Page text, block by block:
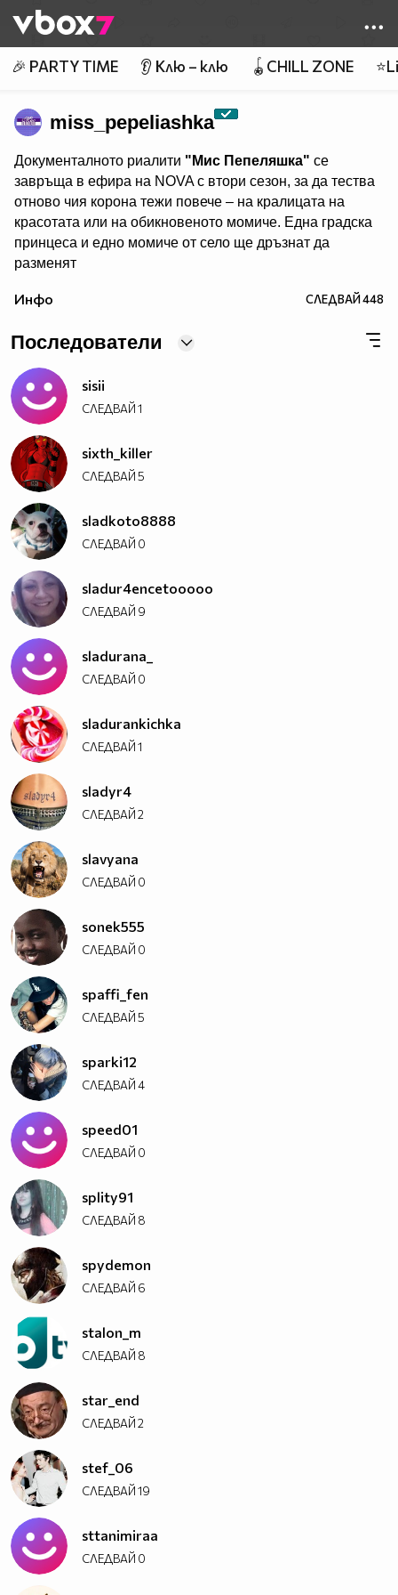
👾
🎉 PARTY TIME 👂 Клю – клю 🪀CHILL ZONE
miss_pepeliashka
Документалното риалити "Мис Пепеляшка" се
завръща в ефира на NOVA с втори сезон, за да тества
отново чия корона тежи повече – на кралицата на
красотата или на обикновеното момиче. Една градска
принцеса и едно момиче от село ще дръзнат да
разменят
напусне живота си на село, за да попадне под
лукса, за да се изправи лице в лице със сурова и
напълно непозната за нея действителност.
"Мис Пепеляшка"от 17 ноември: четвъртък от 20.00 ч.
по NOVA
Инфо СЛЕДВАЙ448
Последователи
sisii
СЛЕДВАЙ1
sixth_killer
СЛЕДВАЙ5
sladkoto8888
СЛЕДВАЙ 0
sladur4encetooooo
СЛЕДВАЙ 9
sladurana_
СЛЕДВАЙ 0
sladurankichka
СЛЕДВАЙ1
sladyr4
СЛЕДВАЙ2
slavyana
СЛЕДВАЙ 0
sonek555
СЛЕДВАЙ 0
spaffi_fen
СЛЕДВАЙ5
sparki12
СЛЕДВАЙ4
speed01
СЛЕДВАЙ 0
splity91
СЛЕДВАЙ 8
spydemon
СЛЕДВАЙ 6
stalon_m
СЛЕДВАЙ 8
star_end
СЛЕДВАЙ2
stef_06
СЛЕДВАЙ19
sttanimiraa
СЛЕДВАЙ 0